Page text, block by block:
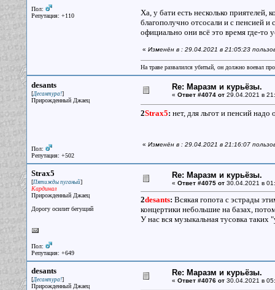
Пол:
Репутация: +110
Ха, у бати есть несколько
благополучно отсосали и с пенсией и
официально они всё это время где-
« Изменён в : 29.04.2021 в 21:05:23
На траве развалился убитый, он должно воевал
desants
[Десантура!]
Прирожденный Джаец
Пол:
Репутация: +502
Re: Маразм и курьёзы.
« Ответ #4074 от29.04.2021 в
2Strax5: нет, для льгот и пенсий
« Изменён в : 29.04.2021 в 21:16:07
Strax5
[Пятижды пуганый]
Кардинал
Прирожденный Джаец
Дорогу осилит бегущий
Пол:
Репутация: +649
Re: Маразм и курьёзы.
« Ответ #4075 от30.04.2021 в
2desants: Всякая гопота с эстрады
концертики небольшие на базах,
У нас вся музыкальная тусовка таких
desants
[Десантура!]
Прирожденный Джаец
Re: Маразм и курьёзы.
« Ответ #4076 от30.04.2021 в